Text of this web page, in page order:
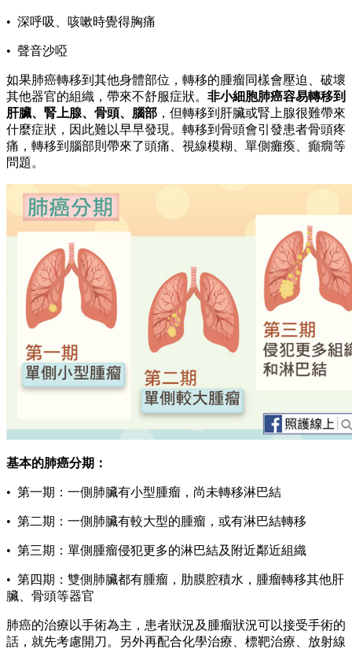
• 深呼吸、咳嗽時覺得胸痛
• 聲音沙啞
如果肺癌轉移到其他身體部位，轉移的腫瘤同樣會壓迫、破壞
其他器官的組織，帶來不舒服症狀。 非小細胞肺癌容易轉移到
肝臟、腎上腺、骨頭、腦部 ，但轉移到肝臟或腎上腺很難帶來
什麼症狀，因此難以早早發現。轉移到骨頭會引發患者骨頭疼
痛，轉移到腦部則帶來了頭痛、視線模糊、單側癱瘓、癲癇等
問題。
基本的肺癌分期：
• 第一期：一側肺臟有小型腫瘤，尚未轉移淋巴結
• 第二期：一側肺臟有較大型的腫瘤，或有淋巴結轉移
• 第三期：單側腫瘤侵犯更多的淋巴結及附近鄰近組織
• 第四期：雙側肺臟都有腫瘤，肋膜腔積水，腫瘤轉移其他肝
臟、骨頭等器官
肺癌的治療以手術為主，患者狀況及腫瘤狀況可以接受手術的
話，就先考慮開刀。另外再配合化學治療、標靶治療、放射線